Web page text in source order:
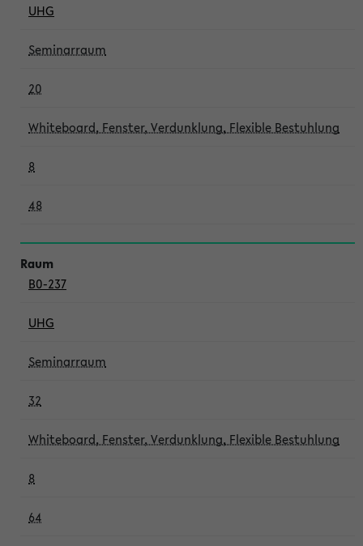
UHG
Seminarraum
20
Whiteboard, Fenster, Verdunklung, Flexible Bestuhlung
8
48
B0-237
UHG
Seminarraum
32
Whiteboard, Fenster, Verdunklung, Flexible Bestuhlung
8
64